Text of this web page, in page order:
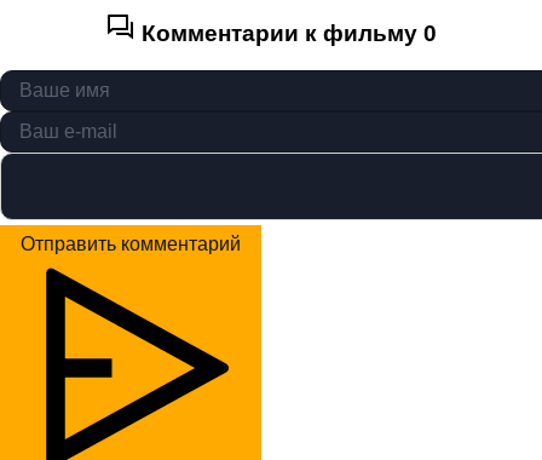
Комментарии к фильму 0
Отправить комментарий